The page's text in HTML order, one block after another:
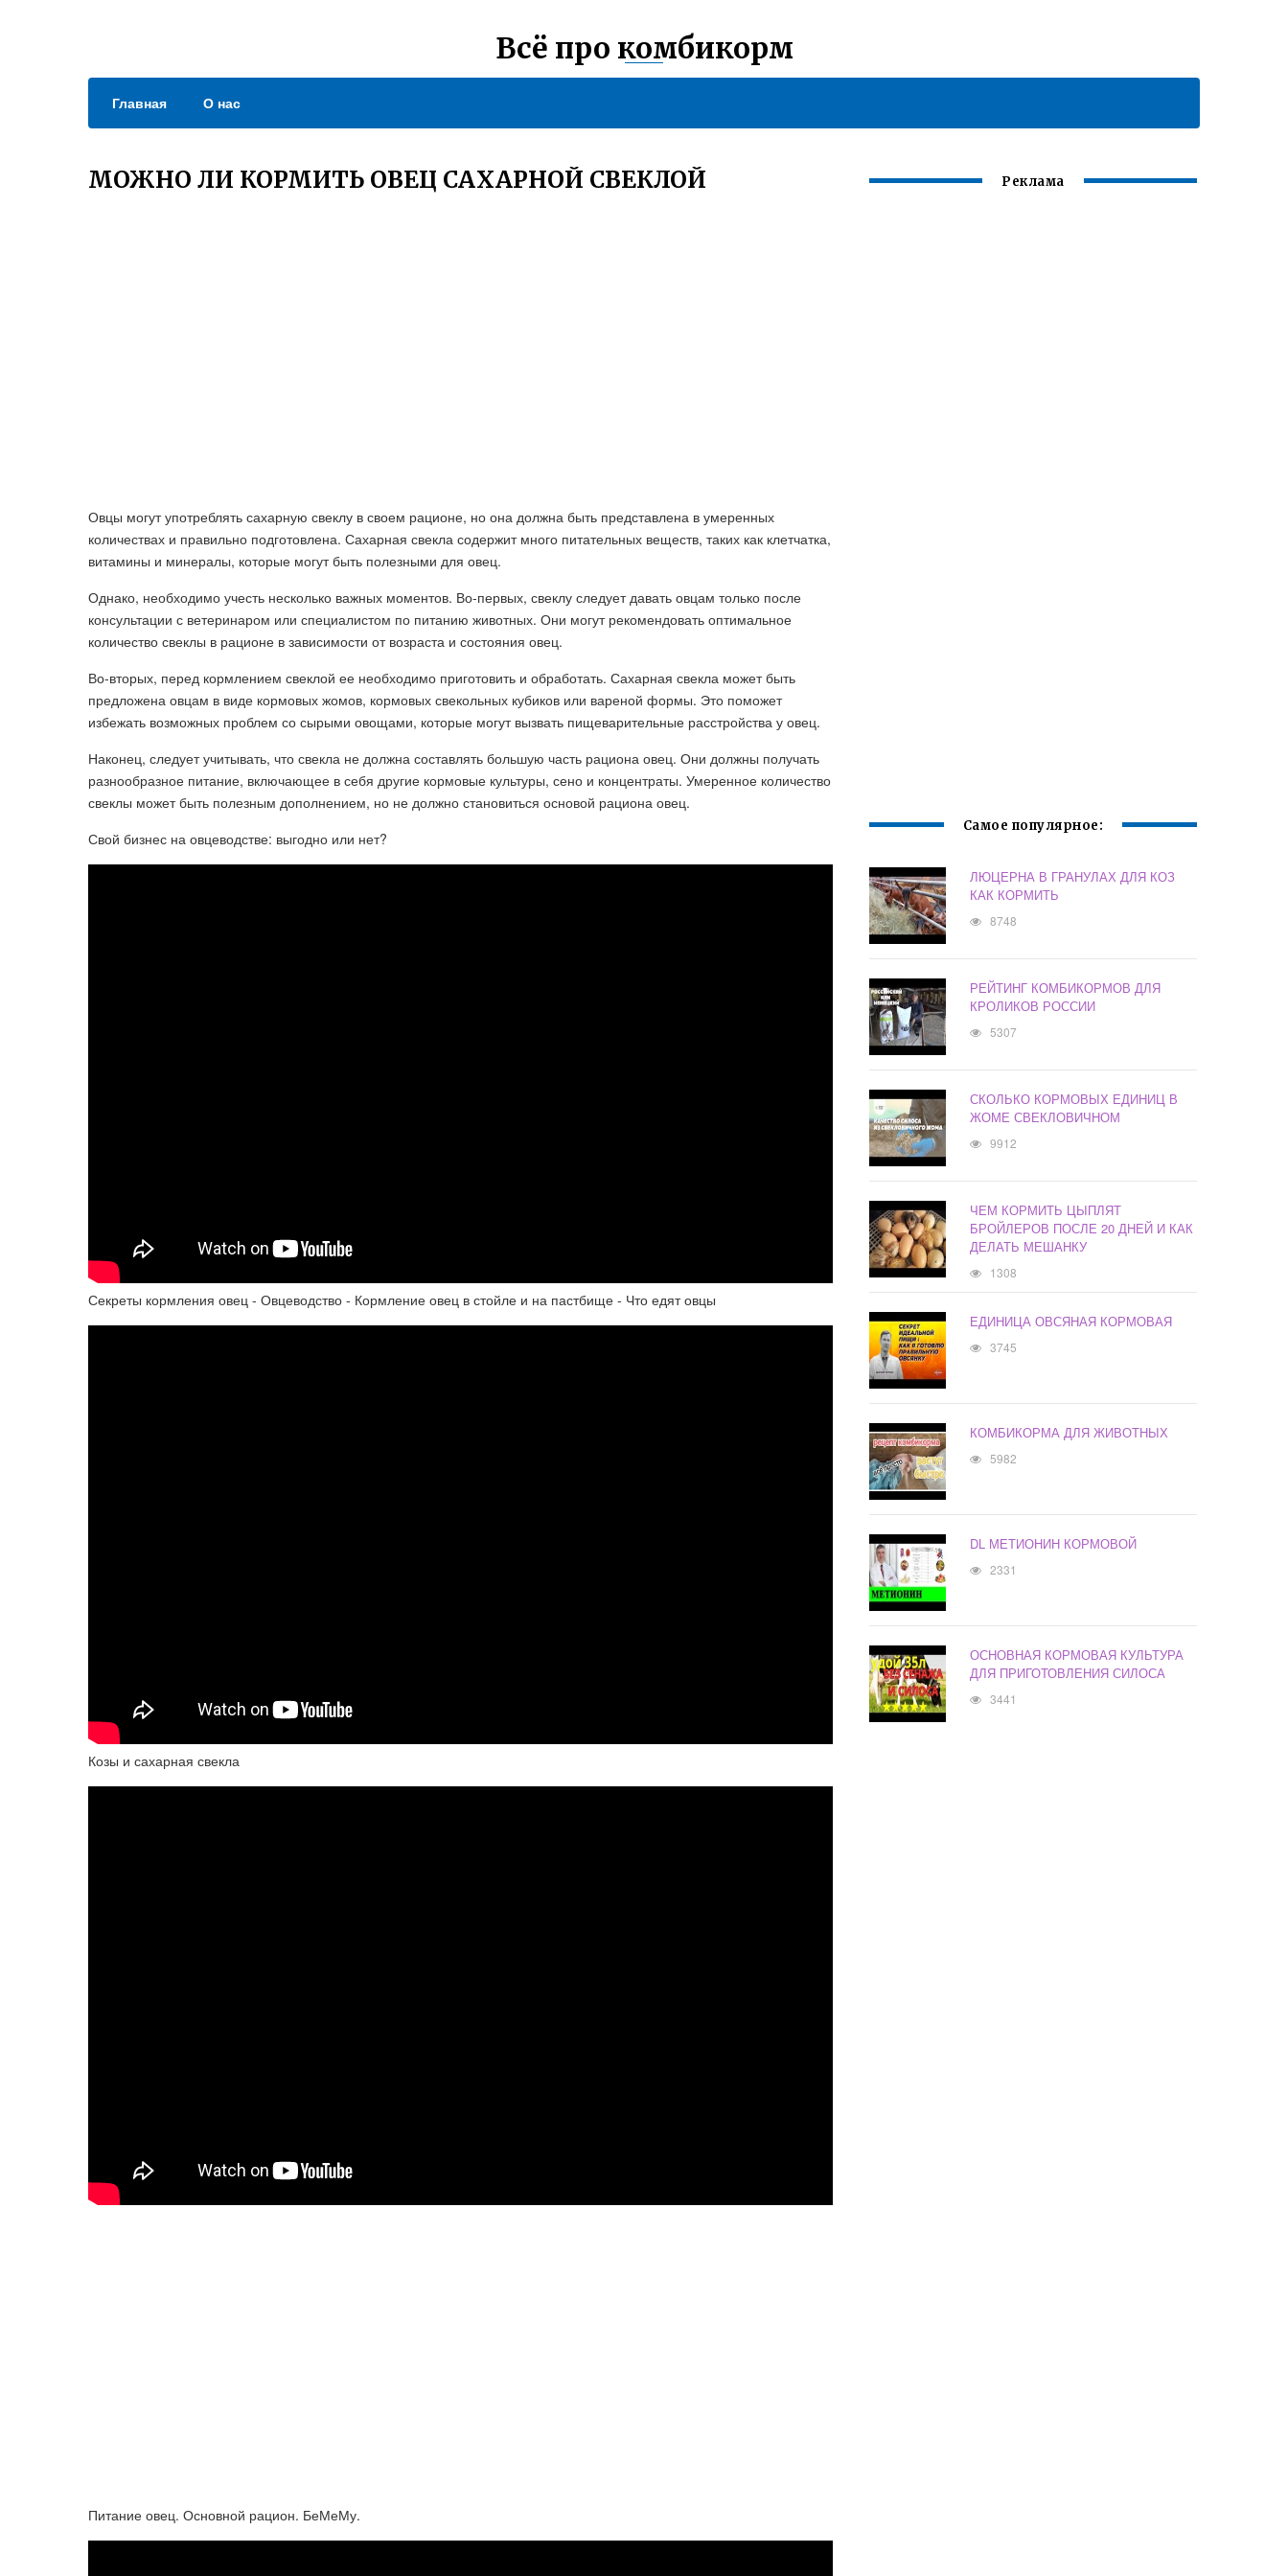
Всё про комбикорм
Главная О нас
МОЖНО ЛИ КОРМИТЬ ОВЕЦ САХАРНОЙ СВЕКЛОЙ
Овцы могут употреблять сахарную свеклу в своем рационе, но она должна быть представлена в умеренных
количествах и правильно подготовлена. Сахарная свекла содержит много питательных веществ, таких как клетчатка,
витамины и минералы, которые могут быть полезными для овец.
Однако, необходимо учесть несколько важных моментов. Во-первых, свеклу следует давать овцам только после
консультации с ветеринаром или специалистом по питанию животных. Они могут рекомендовать оптимальное
количество свеклы в рационе в зависимости от возраста и состояния овец.
Во-вторых, перед кормлением свеклой ее необходимо приготовить и обработать. Сахарная свекла может быть
предложена овцам в виде кормовых жомов, кормовых свекольных кубиков или вареной формы. Это поможет
избежать возможных проблем со сырыми овощами, которые могут вызвать пищеварительные расстройства у овец.
Наконец, следует учитывать, что свекла не должна составлять большую часть рациона овец. Они должны получать
разнообразное питание, включающее в себя другие кормовые культуры, сено и концентраты. Умеренное количество
свеклы может быть полезным дополнением, но не должно становиться основой рациона овец.
Свой бизнес на овцеводстве: выгодно или нет?
Секреты кормления овец - Овцеводство - Кормление овец в стойле и на пастбище - Что едят овцы
Козы и сахарная свекла
Питание овец. Основной рацион. БеМеМу.
Реклама
Самое популярное:
ЛЮЦЕРНА В ГРАНУЛАХ ДЛЯ КОЗ
КАК КОРМИТЬ
8748
РЕЙТИНГ КОМБИКОРМОВ ДЛЯ
КРОЛИКОВ РОССИИ
5307
СКОЛЬКО КОРМОВЫХ ЕДИНИЦ В
ЖОМЕ СВЕКЛОВИЧНОМ
9912
ЧЕМ КОРМИТЬ ЦЫПЛЯТ
БРОЙЛЕРОВ ПОСЛЕ 20 ДНЕЙ И КАК
ДЕЛАТЬ МЕШАНКУ
1308
ЕДИНИЦА ОВСЯНАЯ КОРМОВАЯ
3745
КОМБИКОРМА ДЛЯ ЖИВОТНЫХ
5982
DL МЕТИОНИН КОРМОВОЙ
2331
ОСНОВНАЯ КОРМОВАЯ КУЛЬТУРА
ДЛЯ ПРИГОТОВЛЕНИЯ СИЛОСА
3441